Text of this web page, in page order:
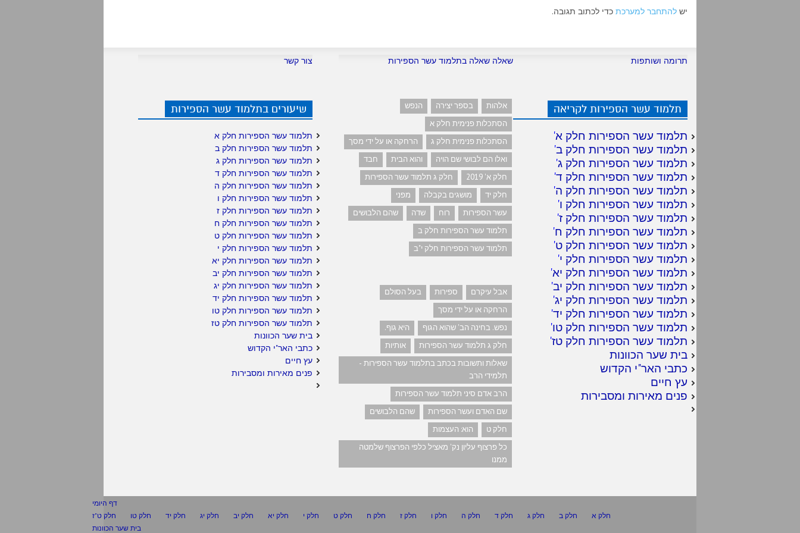
יש להתחבר למערכת כדי לכתוב תגובה.
תרומה ושותפות
תלמוד עשר הספירות לקריאה
תלמוד עשר הספירות חלק א'
תלמוד עשר הספירות חלק ב'
תלמוד עשר הספירות חלק ג'
תלמוד עשר הספירות חלק ד'
תלמוד עשר הספירות חלק ה'
תלמוד עשר הספירות חלק ו'
תלמוד עשר הספירות חלק ז'
תלמוד עשר הספירות חלק ח'
תלמוד עשר הספירות חלק ט'
תלמוד עשר הספירות חלק י'
תלמוד עשר הספירות חלק יא'
תלמוד עשר הספירות חלק יב'
תלמוד עשר הספירות חלק יג'
תלמוד עשר הספירות חלק יד'
תלמוד עשר הספירות חלק טו'
תלמוד עשר הספירות חלק טז'
בית שער הכוונות
כתבי האר"י הקדוש
עץ חיים
פנים מאירות ומסבירות
שאלה שאלה בתלמוד עשר הספירות
אלהות בספר יצירה
הנפש
הסתכלות פנימית חלק א
הסתכלות פנימית חלק ג
הרחקה או על ידי מסך
ואלו הם לבושי שם הויה
והוא הבית
חבד
חלק א' 2019
חלק ג תלמוד עשר הספירות
חלק יד
מושגים בקבלה
מפני
עשר הספירות
רוח שדה
שהם הלבושים
תלמוד עשר הספירות חלק ב
תלמוד עשר הספירות חלק י"ב
אבל עיקרם ספירות
בעל הסולם
הרחקה או על ידי מסך
נפש. בחינה הב' שהוא הגוף
היא גוף.
חלק ג תלמוד עשר הספירות
אותיות
שאלות ותשובות בכתב בתלמוד עשר הספירות -
תלמידי הרב
הרב אדם סיני תלמוד עשר הספירות
שם האדם ועשר הספירות
שהם הלבושים
חלק ט
הוא: העצמות
כל פרצוף עליון נק' מאציל כלפי הפרצוף שלמטה
ממנו
צור קשר
שיעורים בתלמוד עשר הספירות
תלמוד עשר הספירות חלק א
תלמוד עשר הספירות חלק ב
תלמוד עשר הספירות חלק ג
תלמוד עשר הספירות חלק ד
תלמוד עשר הספירות חלק ה
תלמוד עשר הספירות חלק ו
תלמוד עשר הספירות חלק ז
תלמוד עשר הספירות חלק ח
תלמוד עשר הספירות חלק ט
תלמוד עשר הספירות חלק י
תלמוד עשר הספירות חלק יא
תלמוד עשר הספירות חלק יב
תלמוד עשר הספירות חלק יג
תלמוד עשר הספירות חלק יד
תלמוד עשר הספירות חלק טו
תלמוד עשר הספירות חלק טז
בית שער הכוונות
כתבי האר"י הקדוש
עץ חיים
פנים מאירות ומסבירות
דף היומי
חלק א
חלק ב חלק ג חלק ד חלק ה חלק ו חלק ז חלק ח חלק ט חלק י חלק יא חלק יב חלק יג חלק יד חלק טו
חלק ט"ז
בית שער הכוונות